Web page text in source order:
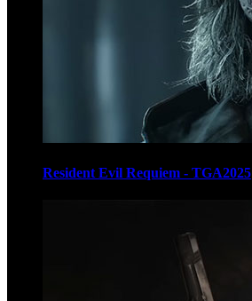
Resident Evil Requiem - TGA2025